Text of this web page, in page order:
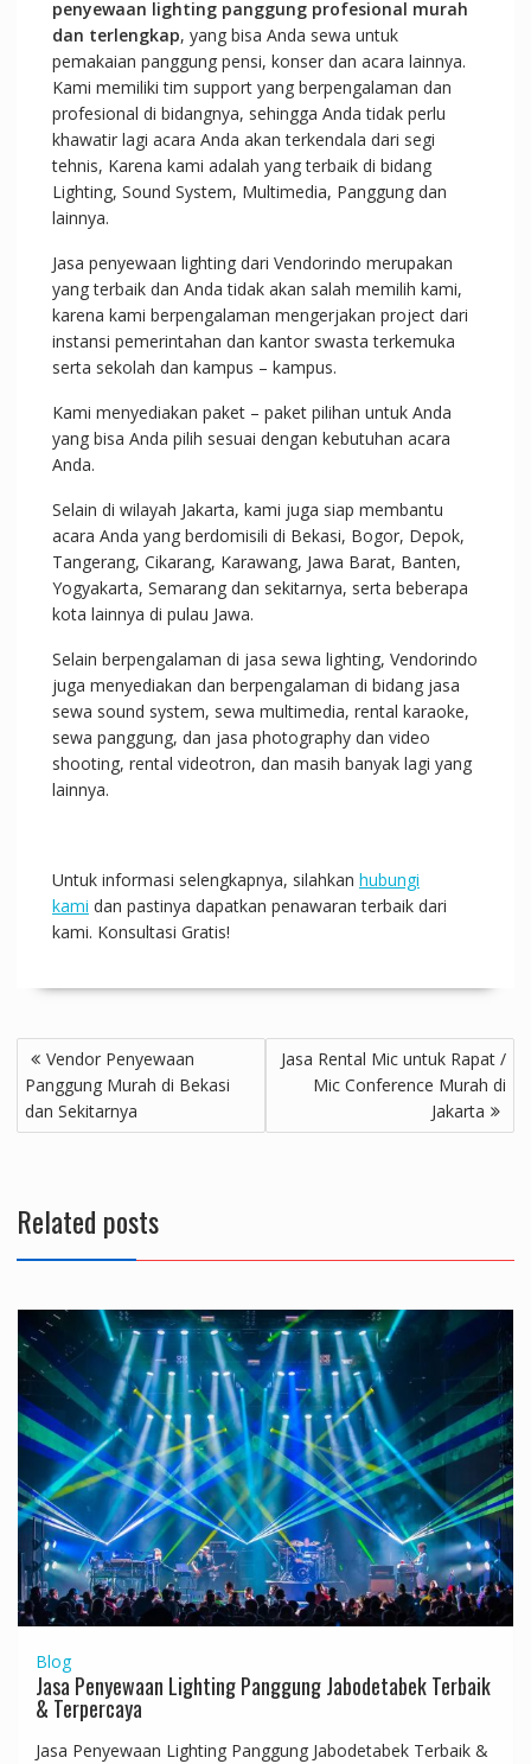
penyewaan lighting panggung profesional murah
dan terlengkap, yang bisa Anda sewa untuk
pemakaian panggung pensi, konser dan acara lainnya.
Kami memiliki tim support yang berpengalaman dan
profesional di bidangnya, sehingga Anda tidak perlu
khawatir lagi acara Anda akan terkendala dari segi
tehnis, Karena kami adalah yang terbaik di bidang
Lighting, Sound System, Multimedia, Panggung dan
lainnya.
Jasa penyewaan lighting dari Vendorindo merupakan
yang terbaik dan Anda tidak akan salah memilih kami,
karena kami berpengalaman mengerjakan project dari
instansi pemerintahan dan kantor swasta terkemuka
serta sekolah dan kampus – kampus.
Kami menyediakan paket – paket pilihan untuk Anda
yang bisa Anda pilih sesuai dengan kebutuhan acara
Anda.
Selain di wilayah Jakarta, kami juga siap membantu
acara Anda yang berdomisili di Bekasi, Bogor, Depok,
Tangerang, Cikarang, Karawang, Jawa Barat, Banten,
Yogyakarta, Semarang dan sekitarnya, serta beberapa
kota lainnya di pulau Jawa.
Selain berpengalaman di jasa sewa lighting, Vendorindo
juga menyediakan dan berpengalaman di bidang jasa
sewa sound system, sewa multimedia, rental karaoke,
sewa panggung, dan jasa photography dan video
shooting, rental videotron, dan masih banyak lagi yang
lainnya.
Untuk informasi selengkapnya, silahkan hubungi
kami dan pastinya dapatkan penawaran terbaik dari
kami. Konsultasi Gratis!
Post
navigation
Vendor Penyewaan
Panggung Murah di Bekasi
dan Sekitarnya
Jasa Rental Mic untuk Rapat /
Mic Conference Murah di
Jakarta
Related posts
Blog
Jasa Penyewaan Lighting Panggung Jabodetabek Terbaik
& Terpercaya
Jasa Penyewaan Lighting Panggung Jabodetabek Terbaik &